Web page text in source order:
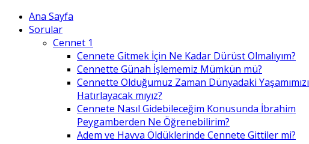
Ana Sayfa
Sorular
Cennet 1
Cennete Gitmek İçin Ne Kadar Dürüst Olmalıyım?
Cennette Günah İşlememiz Mümkün mü?
Cennette Olduğumuz Zaman Dünyadaki Yaşamımızı
Hatırlayacak mıyız?
Cennete Nasıl Gidebileceğim Konusunda İbrahim
Peygamberden Ne Öğrenebilirim?
Adem ve Havva Öldüklerinde Cennete Gittiler mi?